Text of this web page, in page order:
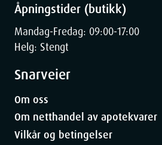
Åpningstider (butikk)
Mandag-Fredag: 09:00-17:00
Helg: Stengt
Snarveier
Om oss
Om netthandel av apotekvarer
Vilkår og betingelser